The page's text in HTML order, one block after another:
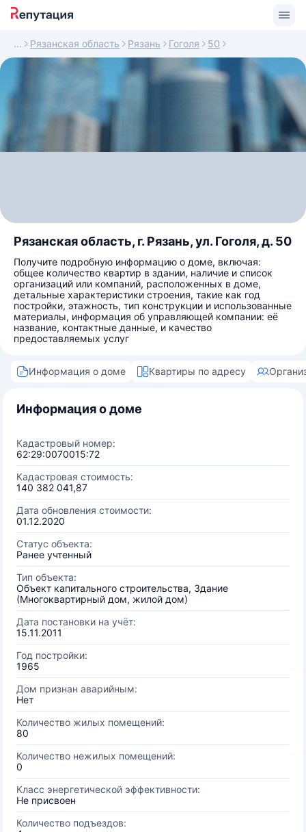
Рязанская область Рязань Гоголя 50
Рязанская область, г. Рязань, ул. Гоголя, д. 50
Получите подробную информацию о доме, включая:
общее количество квартир в здании, наличие и список
организаций или компаний, расположенных в доме,
детальные характеристики строения, такие как год
постройки, этажность, тип конструкции и использованные
материалы, информация об управляющей компании: её
название, контактные данные, и качество
предоставляемых услуг
Информация о доме Квартиры по адресу
Информация о доме
Кадастровый номер:
62:29:0070015:72
Кадастровая стоимость:
140 382 041,87
Дата обновления стоимости:
01.12.2020
Статус объекта:
Ранее учтенный
Тип объекта:
Объект капитального строительства, Здание
(Многоквартирный дом, жилой дом)
Дата постановки на учёт:
15.11.2011
Год постройки:
1965
Дом признан аварийным:
Нет
Количество жилых помещений:
80
Количество нежилых помещений:
0
Класс энергетической эффективности:
Не присвоен
Количество подъездов: